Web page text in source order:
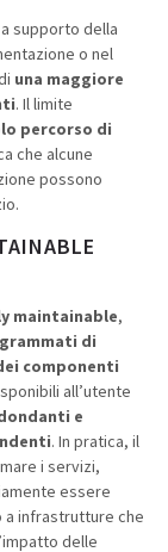
a supporto della
o nel
una maggiore
. Il limite
percorso di
che alcune
possono
maintainable,
di
componenti
all’utente
e
. In pratica, il
i servizi,
essere
a infrastrutture che
delle